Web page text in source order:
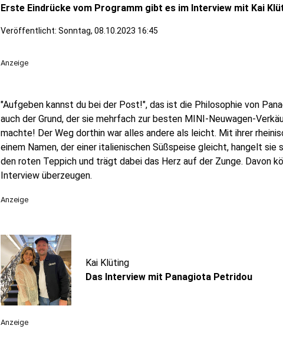
Erste Eindrücke vom Programm gibt es im Interview mit Kai
Veröffentlicht: Sonntag, 08.10.2023 16:45
Anzeige
"Aufgeben kannst du bei der Post!", das ist die Philosophie von
auch der Grund, der sie mehrfach zur besten MINI-Neuwagen-
machte! Der Weg dorthin war alles andere als leicht. Mit ihrer
einem Namen, der einer italienischen Süßspeise gleicht, hangelt sie
den roten Teppich und trägt dabei das Herz auf der Zunge. Davon
Interview überzeugen.
Anzeige
Kai Klüting
Das Interview mit Panagiota Petridou
Anzeige